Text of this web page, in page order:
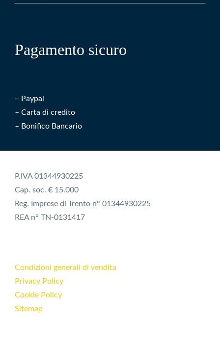
Pagamento sicuro
– Paypal
– Carta di credito
– Bonifico Bancario
P.IVA 01344930225
Cap. soc. € 15.000
Reg. Imprese di Trento n° 01344930225
REA n° TN-0131417
Condizioni generali di vendita
Privacy Policy
Cookie Policy
Sitemap